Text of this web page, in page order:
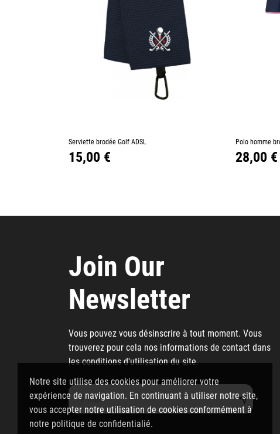
Notre site utilise des cookies pour améliorer votre
expérience de navigation. En continuant à utiliser notre site,
vous accepter notre utilisation de cookies conformément à
notre politique de confidentialié.
Serviette brodée Golf ADSL
Prix
15,00 €
– + Ajouter au panier Polo homme
Prix
28,00 €
–
Join Our
Newsletter
Vous pouvez vous désinscrire à tout moment. Vous
trouverez pour cela nos informations de contact dans
les conditions d'utilisation du site.